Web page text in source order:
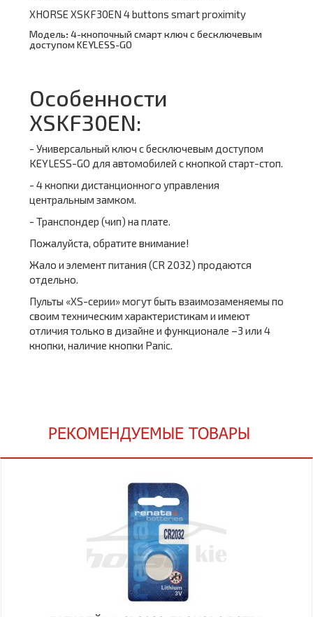
XHORSE XSKF30EN 4 buttons smart proximity
Модель: 4-кнопочный смарт ключ с бесключевым
доступом KEYLESS-GO
Особенности
XSKF30EN:
- Универсальный ключ с бесключевым доступом
KEYLESS-GO для автомобилей с кнопкой старт-стоп.
- 4 кнопки дистанционного управления
центральным замком.
- Транспондер (чип) на плате.
Пожалуйста, обратите внимание!
Жало и элемент питания (CR 2032) продаются
отдельно.
Пульты «XS-серии» могут быть взаимозаменяемы по
своим техническим характеристикам и имеют
отличия только в дизайне и функционале –3 или 4
кнопки, наличие кнопки Panic.
РЕКОМЕНДУЕМЫЕ ТОВАРЫ